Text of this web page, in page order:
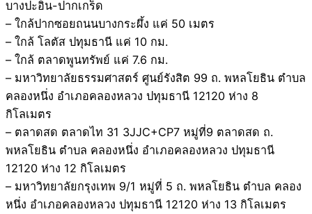
บางปะอิน-ปากเกร็ด
– ใกล้ปากซอยถนนบางกระผึ้ง แค่ 50 เมตร
– ใกล้ โลตัส ปทุมธานี แค่ 10 กม.
– ใกล้ ตลาดพูนทรัพย์ แค่ 7.6 กม.
– มหาวิทยาลัยธรรมศาสตร์ ศูนย์รังสิต 99 ถ. พหลโยธิน ตำบล
คลองหนึ่ง อำเภอคลองหลวง ปทุมธานี 12120 ห่าง 8
กิโลเมตร
– ตลาดสด ตลาดไท 31 3JJC+CP7 หมู่ที่9 ตลาดสด ถ.
พหลโยธิน ตำบล คลองหนึ่ง อำเภอคลองหลวง ปทุมธานี
12120 ห่าง 12 กิโลเมตร
– มหาวิทยาลัยกรุงเทพ 9/1 หมู่ที่ 5 ถ. พหลโยธิน ตำบล คลอง
หนึ่ง อำเภอคลองหลวง ปทุมธานี 12120 ห่าง 13 กิโลเมตร